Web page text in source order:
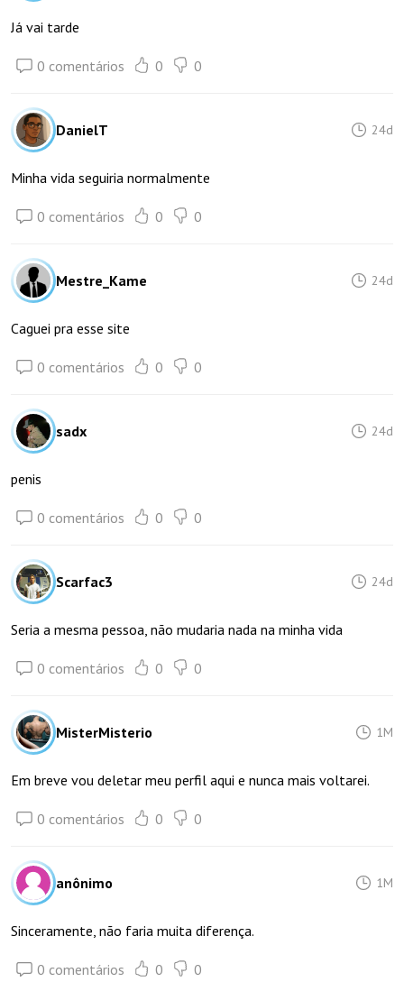
Já vai tarde
0 comentários 0 0
DanielT 24d
Minha vida seguiria normalmente
0 comentários 0 0
Mestre_Kame 24d
Caguei pra esse site
0 comentários 0 0
sadx 24d
penis
0 comentários 0 0
Scarfac3 24d
Seria a mesma pessoa, não mudaria nada na minha vida
0 comentários 0 0
MisterMisterio 1M
Em breve vou deletar meu perfil aqui e nunca mais voltarei.
0 comentários 0 0
anônimo 1M
Sinceramente, não faria muita diferença.
0 comentários 0 0